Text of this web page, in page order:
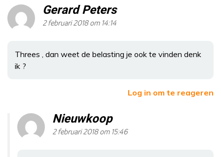
Gerard Peters
2 februari 2018 om 14:14
Threes , dan weet de belasting je ook te vinden denk
ik ?
Log in om te reageren
Nieuwkoop
2 februari 2018 om 15:46